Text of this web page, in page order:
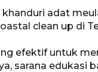
adat
clean up di
efektif untuk
sarana edukasi